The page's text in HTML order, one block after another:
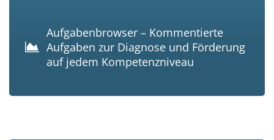
Aufgabenbrowser – Kommentierte
Aufgaben zur Diagnose und Förderung
auf jedem Kompetenzniveau